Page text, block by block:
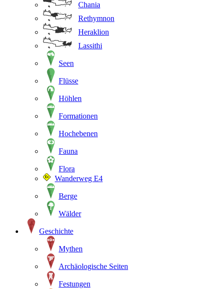
Chania
Rethymnon
Heraklion
Lassithi
Seen
Flüsse
Höhlen
Formationen
Hochebenen
Fauna
Flora
Wanderweg E4
Berge
Wälder
Geschichte
Mythen
Archäologische Seiten
Festungen